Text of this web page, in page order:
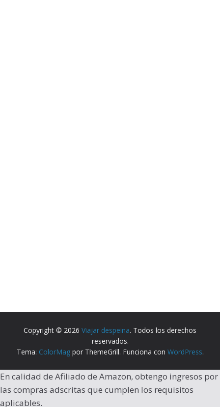
Copyright © 2026 Viajar despeina. Todos los derechos
reservados.
Tema: ColorMagpor ThemeGrill. Funciona con WordPress.
En calidad de Afiliado de Amazon, obtengo ingresos por
las compras adscritas que cumplen los requisitos
aplicables.